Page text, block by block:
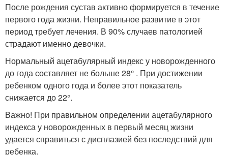
После рождения сустав активно формируется в течение
первого года жизни. Неправильное развитие в этот
период требует лечения. В 90% случаев патологией
страдают именно девочки.
Нормальный ацетабулярный индекс у новорожденного
до года составляет не больше 28° . При достижении
ребенком одного года и более этот показатель
снижается до 22°.
Важно! При правильном определении ацетабулярного
индекса у новорожденных в первый месяц жизни
удается справиться с дисплазией без последствий для
ребенка.